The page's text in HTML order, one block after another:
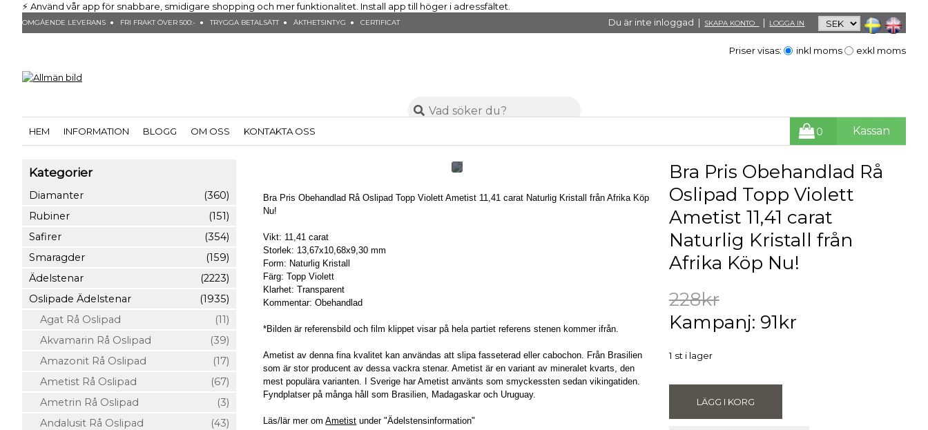
⚡ Använd vår app för snabbare, smidigare shopping och mer funktionalitet. Install app till höger i adressfältet.
OMGÅENDE LEVERANS ● FRI FRAKT ÖVER 500:- ● TRYGGA BETALSÄTT ● ÄKTHETSINTYG ● CERTIFICAT Du är inte inloggad | SKAPA KONTO | LOGGA IN
Priser visas: inkl moms exkl moms
HEM INFORMATION BLOGG OM OSS KONTAKTA OSS 0 Kassan
Kategorier
Diamanter
(360)
Rubiner
(151)
Safirer
(354)
Smaragder
(159)
Ädelstenar
(2223)
Oslipade Ädelstenar
(1935)
Agat Rå Oslipad
(11)
Akvamarin Rå Oslipad
(39)
Amazonit Rå Oslipad
(17)
Ametist Rå Oslipad
(67)
Ametrin Rå Oslipad
(3)
Andalusit Rå Oslipad
(43)
Bra Pris Obehandlad Rå Oslipad Topp Violett Ametist 11,41 carat Naturlig Kristall från Afrika Köp
Nu!
Vikt: 11,41 carat
Storlek: 13,67x10,68x9,30 mm
Form: Naturlig Kristall
Färg: Topp Violett
Klarhet: Transparent
Kommentar: Obehandlad
*Bilden är referensbild och film klippet visar på hela partiet referens stenen kommer ifrån.
Ametist av denna fina kvalitet kan användas att slipa fasseterad eller cabochon. Från Brasilien
som är stor producent av dessa vackra stenar. Ametist är en variant av mineralet kvarts, den
mest populära varianten. I Sverige har Ametist använts som smyckessten sedan vikingatiden.
Fyndplatser på många håll som Brasilien, Madagaskar och Uruguay.
Läs/lär mer omAmetist under "Ädelstensinformation"
Bra Pris Obehandlad Rå
Oslipad Topp Violett
Ametist 11,41 carat
Naturlig Kristall från
Afrika Köp Nu!
228kr
Kampanj: 91kr
1 st i lager